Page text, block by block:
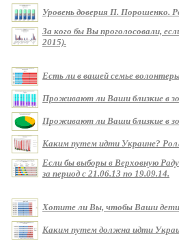
Уровень доверия П. Порошенко.
За кого бы Вы проголосовали,
2015).
Есть ли в вашей семье
Проживают ли Ваши близкие в
Проживают ли Ваши близкие в
Каким путем идти Украине?
Если бы выборы в Верховную
за период с 21.06.13 по 19.09.14.
Хотите ли Вы, чтобы Ваши дети
Каким путем должна идти